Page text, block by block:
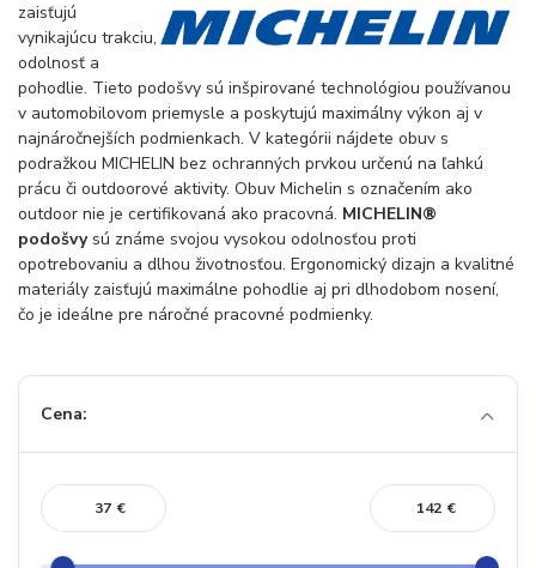
zaisťujú
vynikajúcu trakciu,
odolnosť a
pohodlie. Tieto podošvy sú inšpirované technológiou používanou
v automobilovom priemysle a poskytujú maximálny výkon aj v
najnáročnejších podmienkach. V kategórii nájdete obuv s
podražkou MICHELIN bez ochranných prvkou určenú na ľahkú
prácu či outdoorové aktivity. Obuv Michelin s označením ako
outdoor nie je certifikovaná ako pracovná. MICHELIN®
podošvysú známe svojou vysokou odolnosťou proti
opotrebovaniu a dlhou životnosťou. Ergonomický dizajn a kvalitné
materiály zaisťujú maximálne pohodlie aj pri dlhodobom nosení,
čo je ideálne pre náročné pracovné podmienky.
Cena:
€ €